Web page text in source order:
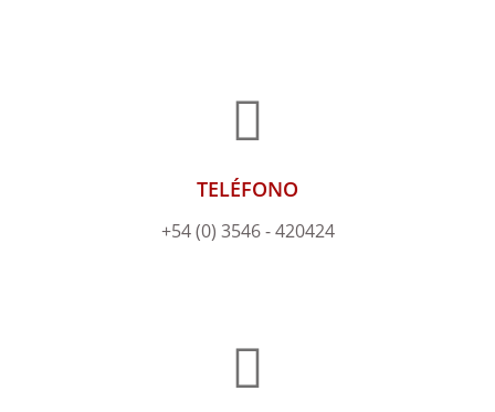
TELÉFONO
+54 (0) 3546 - 420424